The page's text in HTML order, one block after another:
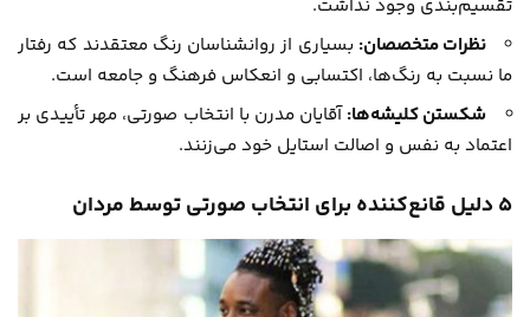
تقسیم‌بندی وجود نداشت.
نظرات متخصصان: بسیاری از روانشناسان رنگ معتقدند که رفتار
ما نسبت به رنگ‌ها، اکتسابی و انعکاس فرهنگ و جامعه است.
شکستن کلیشه‌ها:آقایان مدرن با انتخاب صورتی، مهر تأییدی بر
اعتماد به نفس و اصالت استایل خود می‌زنند.
5 دلیل قانع‌کننده برای انتخاب صورتی توسط مردان